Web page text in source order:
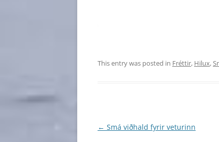
This entry was posted in Fréttir, Hilux,
Post
← Smá viðhald fyrir veturinn